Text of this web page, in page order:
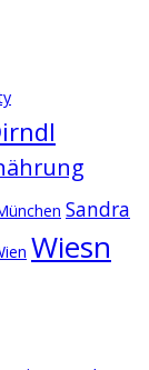
Sandra
Wiesn